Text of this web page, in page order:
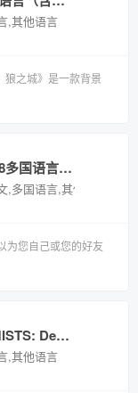
,其他语言
狼之城》是一款背景
传送门2——Build 23973718多国语言（含简体中文）免安装解压即玩版
多国语言,其他语言
为您自己或您的好友
《化学家：致命地带/CHEMISTS: Dead Zone》——v0.4.32.F2多国语言（含简体中文）免安装解压即玩版
,其他语言